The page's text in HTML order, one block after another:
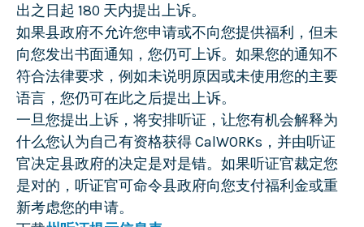
出之日起 180 天内提出上诉。
如果县政府不允许您申请或不向您提供福利，但未
向您发出书面通知，您仍可上诉。如果您的通知不
符合法律要求，例如未说明原因或未使用您的主要
语言，您仍可在此之后提出上诉。
一旦您提出上诉，将安排听证，让您有机会解释为
什么您认为自己有资格获得 CalWORKs，并由听证
官决定县政府的决定是对是错。如果听证官裁定您
是对的，听证官可命令县政府向您支付福利金或重
新考虑您的申请。